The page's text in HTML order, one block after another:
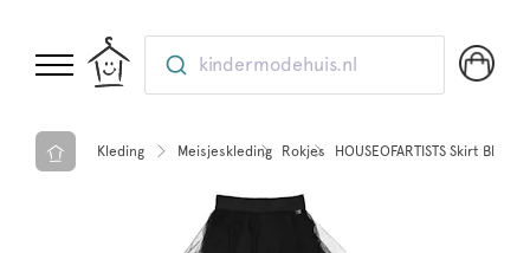
kindermodehuis.nl
Kleding Meisjeskleding Rokjes HOUSEOFARTISTS Skirt Black